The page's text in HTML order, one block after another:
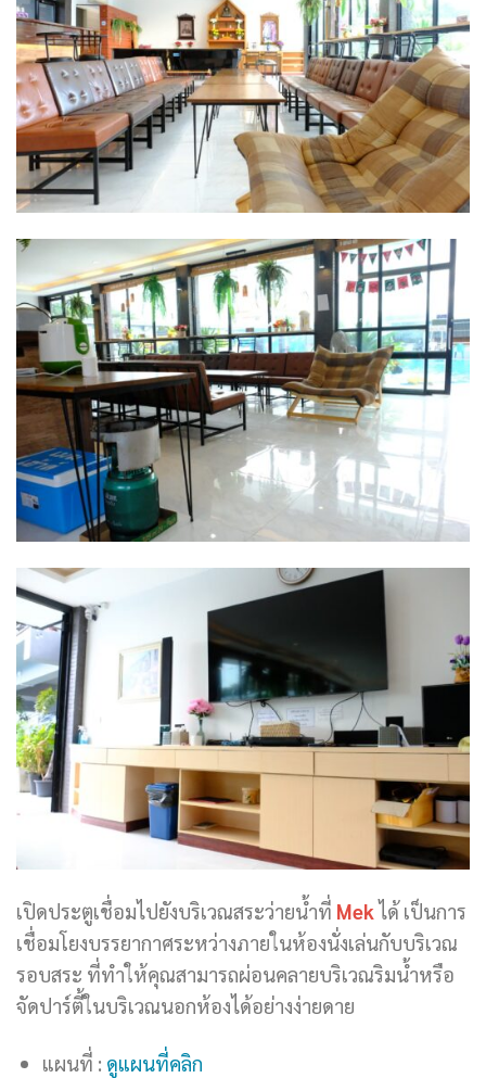
เปิดประตูเชื่อมไปยังบริเวณสระว่ายน้ำที่ Mekได้ เป็นการ
เชื่อมโยงบรรยากาศระหว่างภายในห้องนั่งเล่นกับบริเวณ
รอบสระ ที่ทำให้คุณสามารถผ่อนคลายบริเวณริมน้ำหรือ
จัดปาร์ตี้ในบริเวณนอกห้องได้อย่างง่ายดาย
แผนที่ : ดูแผนที่คลิก